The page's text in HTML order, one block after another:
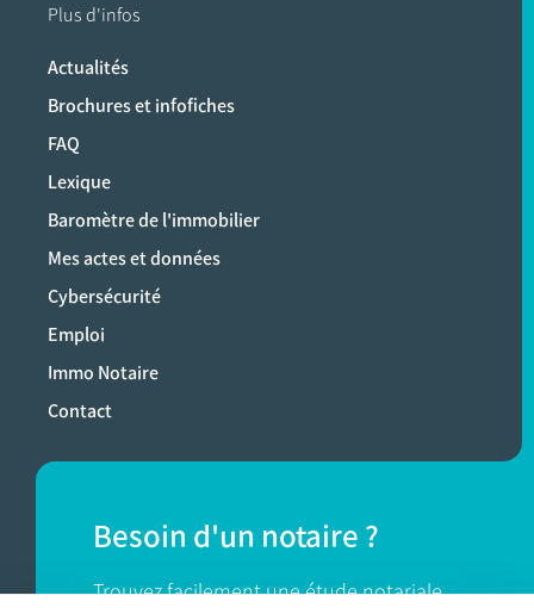
Plus d'infos
Actualités
Brochures et infofiches
FAQ
Lexique
Baromètre de l'immobilier
Mes actes et données
Cybersécurité
Emploi
Immo Notaire
Contact
Besoin d'un notaire ?
Trouvez facilement une étude notariale